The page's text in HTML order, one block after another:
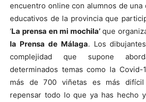
encuentro online con alumnos de una
educativos de la provincia que
‘La prensa en mi mochila’que
la Prensa de Málaga. Los
complejidad que supone
determinados temas como la Covid-
más de 700 viñetas es más
repensar todo lo que ya has hecho